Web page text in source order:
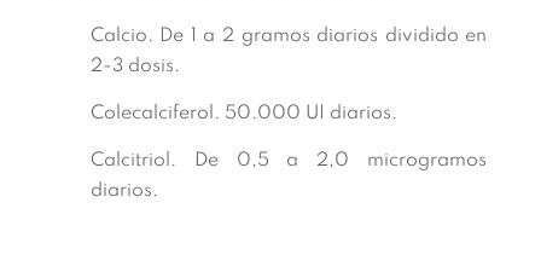
Calcio. De 1 a 2 gramos diarios dividido en
2-3 dosis.
Colecalciferol. 50.000 UI diarios.
Calcitriol. De 0,5 a 2,0 microgramos
diarios.